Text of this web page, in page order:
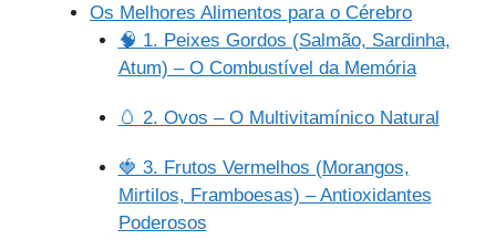
Os Melhores Alimentos para o Cérebro
🧠 1. Peixes Gordos (Salmão, Sardinha,
Atum) – O Combustível da Memória
🥚 2. Ovos – O Multivitamínico Natural
🍓 3. Frutos Vermelhos (Morangos,
Mirtilos, Framboesas) – Antioxidantes
Poderosos